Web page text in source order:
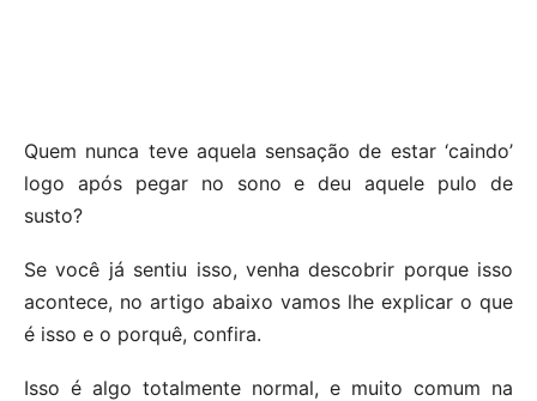
Quem nunca teve aquela sensação de estar ‘caindo’
logo após pegar no sono e deu aquele pulo de
susto?
Se você já sentiu isso, venha descobrir porque isso
acontece, no artigo abaixo vamos lhe explicar o que
é isso e o porquê, confira.
Isso é algo totalmente normal, e muito comum na